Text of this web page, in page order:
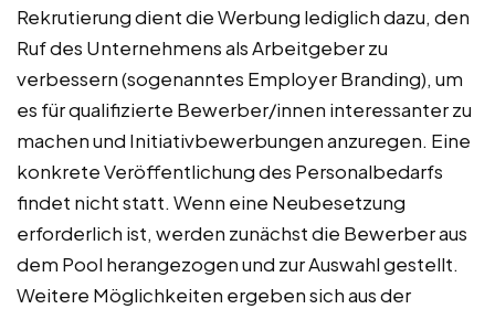
Rekrutierung dient die Werbung lediglich dazu, den
Ruf des Unternehmens als Arbeitgeber zu
verbessern (sogenanntes Employer Branding), um
es für qualifizierte Bewerber/innen interessanter zu
machen und Initiativbewerbungen anzuregen. Eine
konkrete Veröffentlichung des Personalbedarfs
findet nicht statt. Wenn eine Neubesetzung
erforderlich ist, werden zunächst die Bewerber aus
dem Pool herangezogen und zur Auswahl gestellt.
Weitere Möglichkeiten ergeben sich aus der